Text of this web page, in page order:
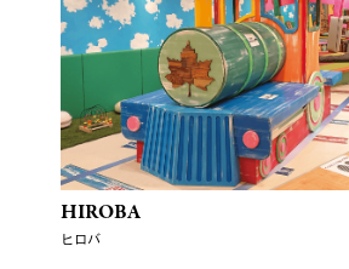
HIROBA
ヒロバ